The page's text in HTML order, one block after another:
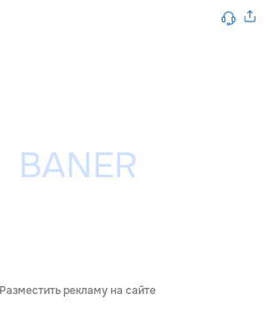
Разместить рекламу на сайте